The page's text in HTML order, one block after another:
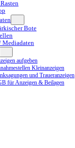
Bote
Mediadaten
aufgeben
Kleinanzeigen
und Traueranzeigen
für Anzeigen & Beilagen